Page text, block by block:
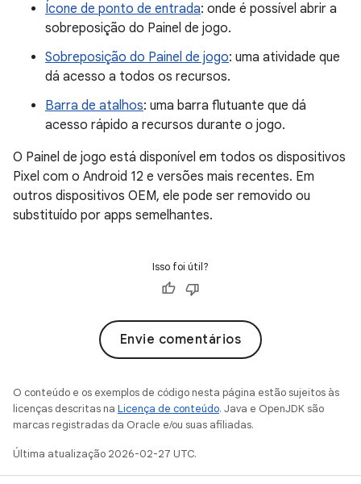
Ícone de ponto de entrada: onde é possível abrir a
sobreposição do Painel de jogo.
Sobreposição do Painel de jogo: uma atividade que
dá acesso a todos os recursos.
Barra de atalhos: uma barra flutuante que dá
acesso rápido a recursos durante o jogo.
O Painel de jogo está disponível em todos os dispositivos
Pixel com o Android 12 e versões mais recentes. Em
outros dispositivos OEM, ele pode ser removido ou
substituído por apps semelhantes.
Isso foi útil?
Envie comentários
O conteúdo e os exemplos de código nesta página estão sujeitos às
licenças descritas na Licença de conteúdo. Java e OpenJDK são
marcas registradas da Oracle e/ou suas afiliadas.
Última atualização 2026-02-27 UTC.